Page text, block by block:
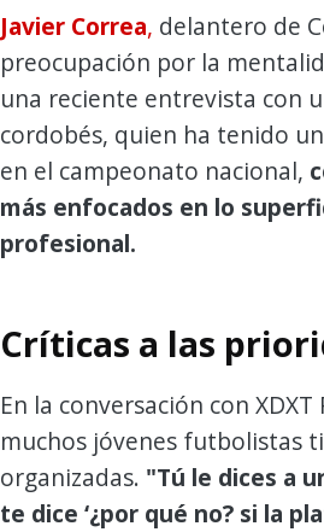
Javier Correa, delantero de
preocupación por la
una reciente entrevista con
cordobés, quien ha tenido
en el campeonato nacional,
más enfocados en lo
profesional.
Críticas a las
En la conversación con
muchos jóvenes futbolistas
organizadas. "Tú le dices a
te dice ‘¿por qué no? si la